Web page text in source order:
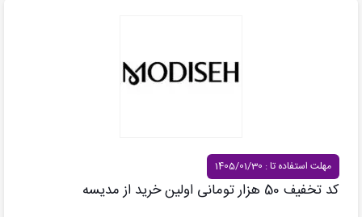
مهلت استفاده تا : 1405/01/30
کد تخفیف 50 هزار تومانی اولین خرید از مدیسه